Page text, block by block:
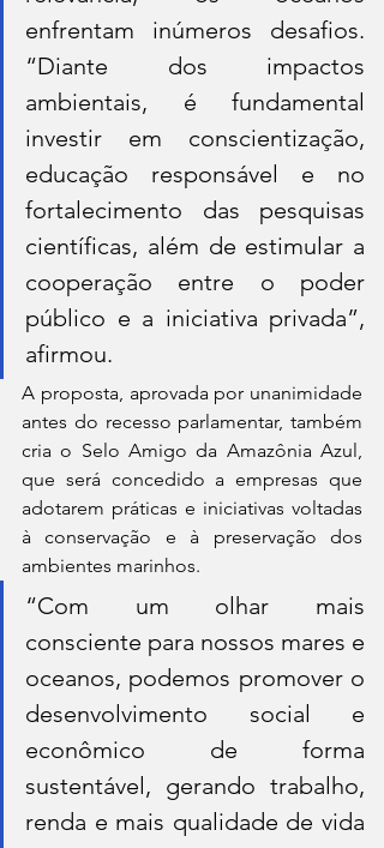
enfrentam inúmeros desafios.
“Diante dos impactos
ambientais, é fundamental
investir em conscientização,
educação responsável e no
fortalecimento das pesquisas
científicas, além de estimular a
cooperação entre o poder
público e a iniciativa privada”,
afirmou.
A proposta, aprovada por unanimidade
antes do recesso parlamentar, também
cria o Selo Amigo da Amazônia Azul,
que será concedido a empresas que
adotarem práticas e iniciativas voltadas
à conservação e à preservação dos
ambientes marinhos.
“Com um olhar mais
consciente para nossos mares e
oceanos, podemos promover o
desenvolvimento social e
econômico de forma
sustentável, gerando trabalho,
renda e mais qualidade de vida